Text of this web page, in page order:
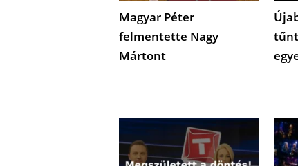
Magyar Péter
felmentette Nagy
Mártont